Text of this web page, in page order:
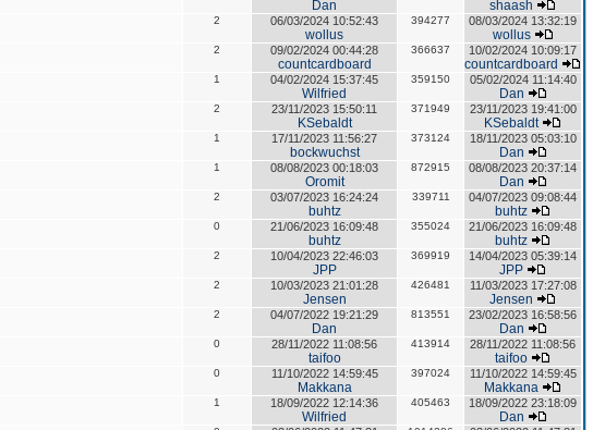
Dan shaash
2 06/03/2024 10:52:43
wollus
394277 08/03/2024 13:32:19
wollus
2 09/02/2024 00:44:28
countcardboard
366637 10/02/2024 10:09:17
countcardboard
1 04/02/2024 15:37:45
Wilfried
359150 05/02/2024 11:14:40
Dan
2 23/11/2023 15:50:11
KSebaldt
371949 23/11/2023 19:41:00
KSebaldt
1 17/11/2023 11:56:27
bockwuchst
373124 18/11/2023 05:03:10
Dan
1 08/08/2023 00:18:03
Oromit
872915 08/08/2023 20:37:14
Dan
2 03/07/2023 16:24:24
buhtz
339711 04/07/2023 09:08:44
buhtz
0 21/06/2023 16:09:48
buhtz
355024 21/06/2023 16:09:48
buhtz
2 10/04/2023 22:46:03
JPP
369919 14/04/2023 05:39:14
JPP
2 10/03/2023 21:01:28
Jensen
426481 11/03/2023 17:27:08
Jensen
2 04/07/2022 19:21:29
Dan
813551 23/02/2023 16:58:56
Dan
0 28/11/2022 11:08:56
taifoo
413914 28/11/2022 11:08:56
taifoo
0 11/10/2022 14:59:45
Makkana
397024 11/10/2022 14:59:45
Makkana
1 18/09/2022 12:14:36
Wilfried
405463 18/09/2022 23:18:09
Dan